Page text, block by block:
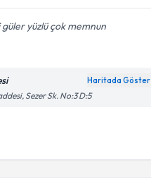
yüzlü çok memnun
Haritada Göster
Sezer Sk. No:3 D:5